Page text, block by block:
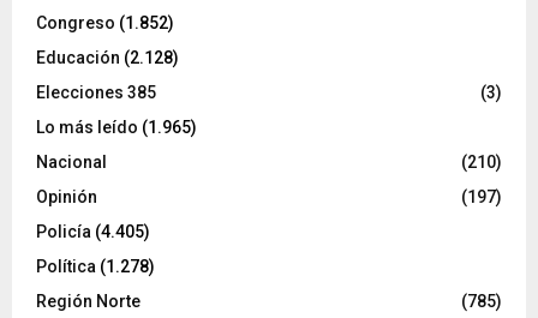
Congreso (1.852)
Educación (2.128)
Elecciones 385
(3)
Lo más leído (1.965)
Nacional
(210)
Opinión
(197)
Policía (4.405)
Política (1.278)
Región Norte
(785)